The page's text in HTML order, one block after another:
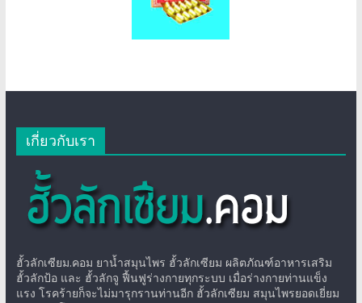
เกี่ยวกับเรา
ฮั้วลักเซียม.คอม ยาน้ำสมุนไพร ฮั้วลักเซียม ผลิตภัณฑ์อาหารเสริม
ฮั้วลักป้อ และ ฮั้วลักจู ฟื้นฟูร่างกายทุกระบบ เมื่อร่างกายท่านแข็ง
แรง โรคร้ายก็จะไม่มารุกรานท่านอีก ฮั้วลักเซียม สมุนไพรยอดเยี่ยม